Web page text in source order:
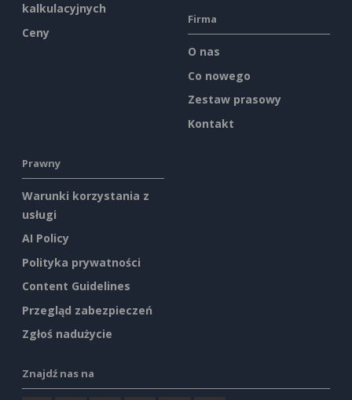
kalkulacyjnych
Ceny
Firma
O nas
Co nowego
Zestaw prasowy
Kontakt
Prawny
Warunki korzystania z
usługi
AI Policy
Polityka prywatności
Content Guidelines
Przegląd zabezpieczeń
Zgłoś nadużycie
Znajdź nas na